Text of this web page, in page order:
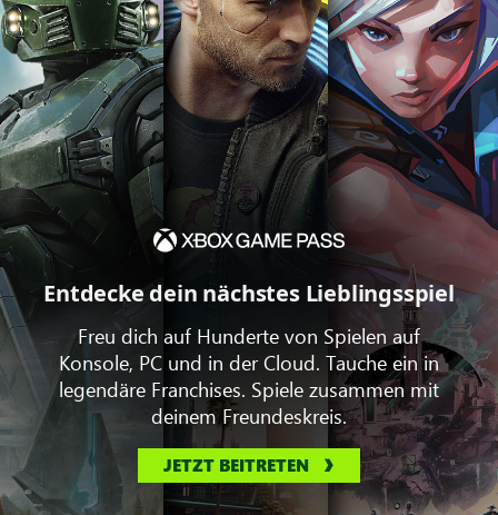
Entdecke dein nächstes Lieblingsspiel
Freu dich auf Hunderte von Spielen auf
Konsole, PC und in der Cloud. Tauche ein in
legendäre Franchises. Spiele zusammen mit
deinem Freundeskreis.
JETZT BEITRETEN